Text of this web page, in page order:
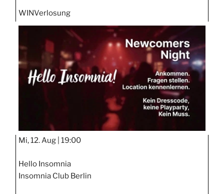
WINVerlosung
Mi, 12. Aug | 19:00
Hello Insomnia
Insomnia Club Berlin